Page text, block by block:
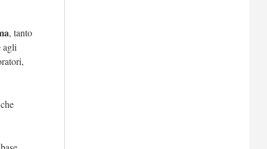
, tanto
agli